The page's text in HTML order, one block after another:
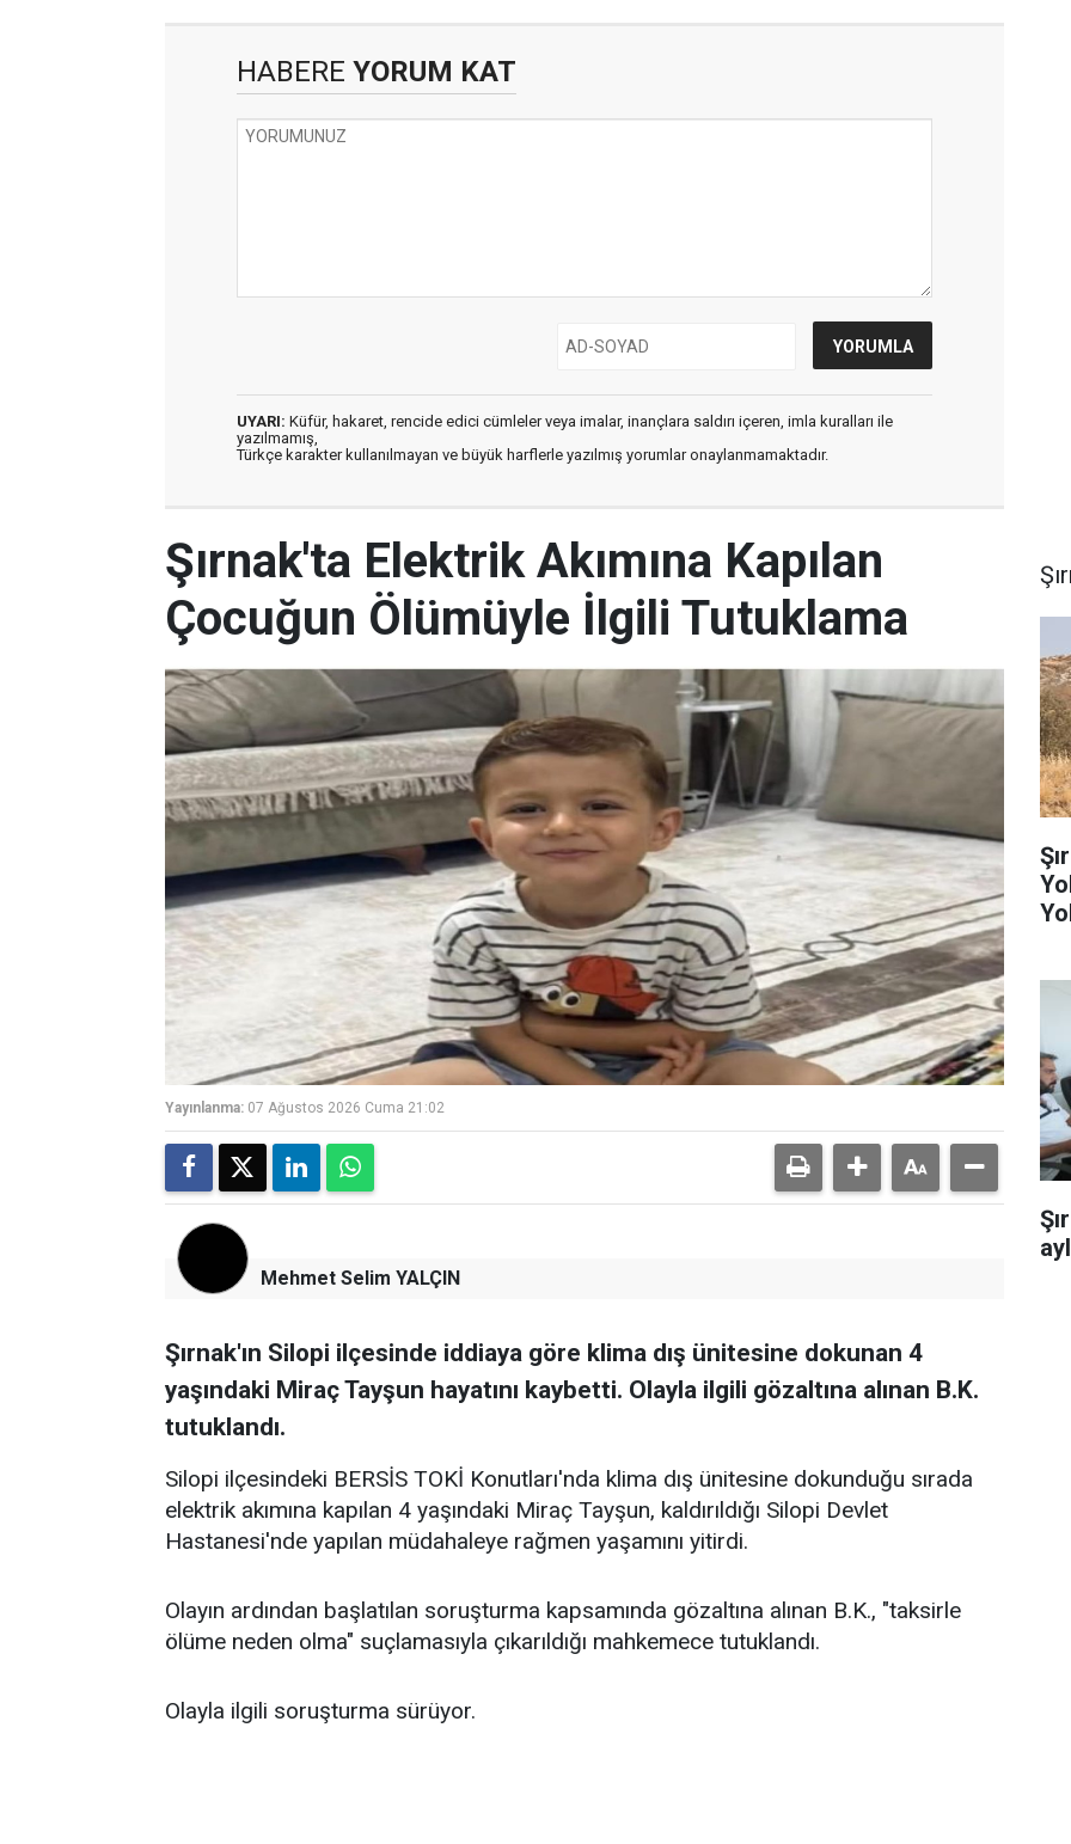
HABERE YORUM KAT
UYARI: Küfür, hakaret, rencide edici cümleler veya imalar, inançlara saldırı içeren, imla kuralları ile
yazılmamış,
Türkçe karakter kullanılmayan ve büyük harflerle yazılmış yorumlar onaylanmamaktadır.
Şırnak'ta Elektrik Akımına Kapılan
Çocuğun Ölümüyle İlgili Tutuklama
Yayınlanma: 07 Ağustos 2026 Cuma 21:02
Mehmet Selim YALÇIN
Şırnak'ın Silopi ilçesinde iddiaya göre klima dış ünitesine dokunan 4
yaşındaki Miraç Tayşun hayatını kaybetti. Olayla ilgili gözaltına alınan B.K.
tutuklandı.
Silopi ilçesindeki BERSİS TOKİ Konutları'nda klima dış ünitesine dokunduğu sırada
elektrik akımına kapılan 4 yaşındaki Miraç Tayşun, kaldırıldığı Silopi Devlet
Hastanesi'nde yapılan müdahaleye rağmen yaşamını yitirdi.
Olayın ardından başlatılan soruşturma kapsamında gözaltına alınan B.K., "taksirle
ölüme neden olma" suçlamasıyla çıkarıldığı mahkemece tutuklandı.
Olayla ilgili soruşturma sürüyor.